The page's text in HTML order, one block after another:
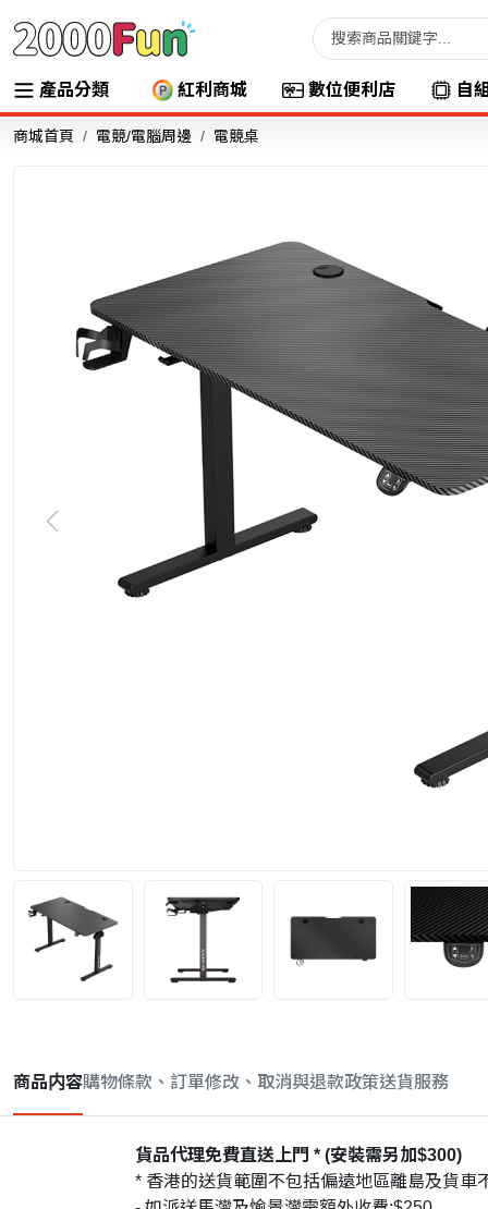
產品分類 紅利商城 數位便利店 自
商城首頁 電競/電腦周邊 電競桌
商品内容購物條款、訂單修改、取消與退款政策送貨服務
貨品代理免費直送上門 * (安裝需另加$300)
* 香港的送貨範圍不包括偏遠地區離島及貨車